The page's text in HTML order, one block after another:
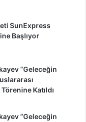
SunExpress
Başlıyor
“Geleceğin
Katıldı
“Geleceğin